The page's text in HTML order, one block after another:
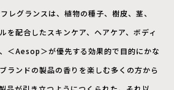
レグランスは、植物の種子、樹皮、茎、
を配合したスキンケア、ヘアケア、ボディ
＜Aesop＞が優先する効果的で目的にかな
ランドの製品の香りを楽しむ多くの方から